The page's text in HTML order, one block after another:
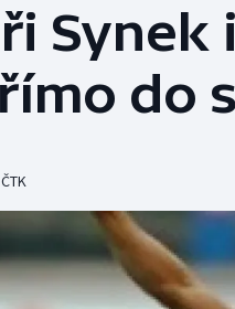
Baseball a softbal
Basketbal
Boby a skeleton
Box
Synek
do
ČTK